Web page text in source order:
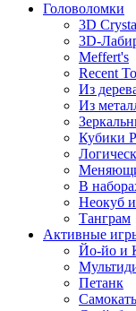
Головоломки
3D
3D-
Meffert's
Recent
Из
Из
Кубики
В
Неокуб
Танграм
Активные
Йо-йо и
Петанк